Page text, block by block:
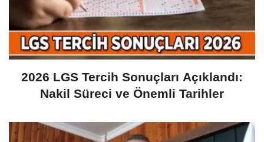
2026 LGS Tercih Sonuçları Açıklandı:
Nakil Süreci ve Önemli Tarihler